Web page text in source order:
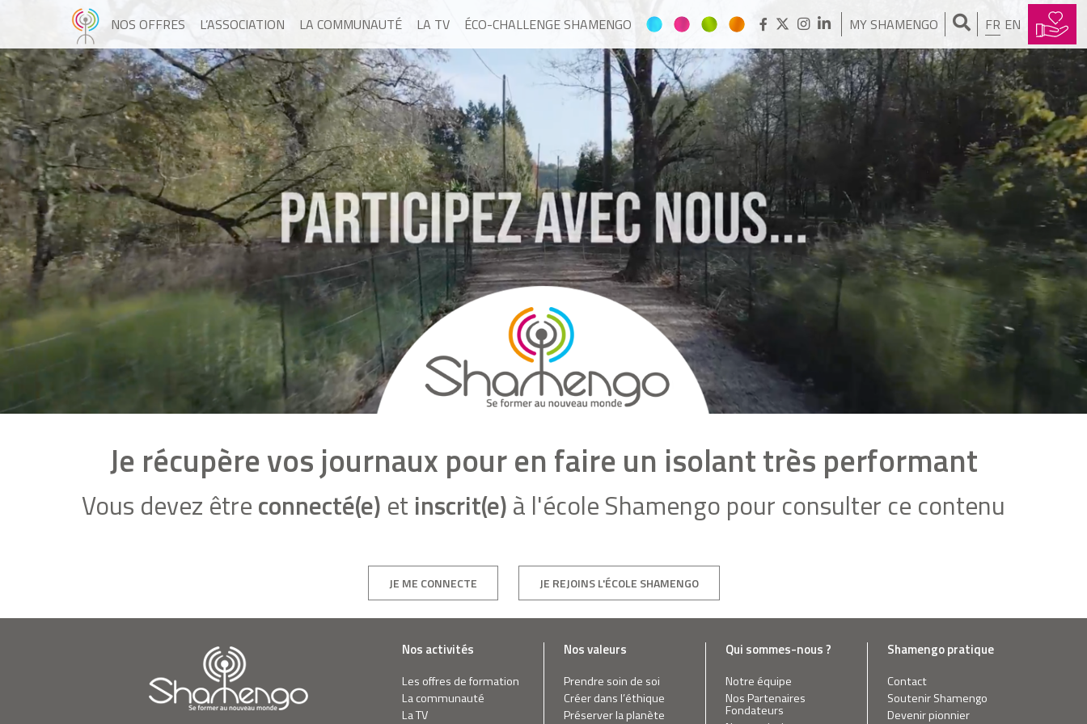
NOS OFFRES L’ASSOCIATION LA COMMUNAUTÉ LA TV ÉCO-CHALLENGE SHAMENGO MY SHAMENGO FR EN
Je récupère vos journaux pour en faire un isolant très performant
Vous devez êtreconnecté(e) et inscrit(e)à l'école Shamengo pour consulter ce contenu
JE ME CONNECTE JE REJOINS L'ÉCOLE SHAMENGO
Nos activités
Les offres de formation
La communauté
La TV
Nos valeurs
Prendre soin de soi
Créer dans l’éthique
Préserver la planète
Qui sommes-nous ?
Notre équipe
Nos Partenaires
Fondateurs
Shamengo pratique
Contact
Soutenir Shamengo
Devenir pionnier